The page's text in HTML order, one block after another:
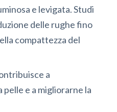
e levigata. Studi
delle rughe fino
compattezza del
a
e a migliorarne la